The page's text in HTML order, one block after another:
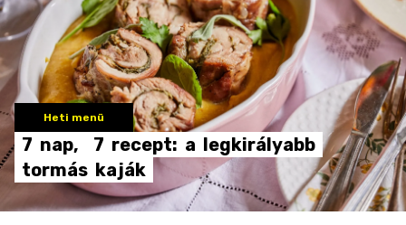
Heti menü
7 nap, 7 recept: a legkirályabb
tormás kaják